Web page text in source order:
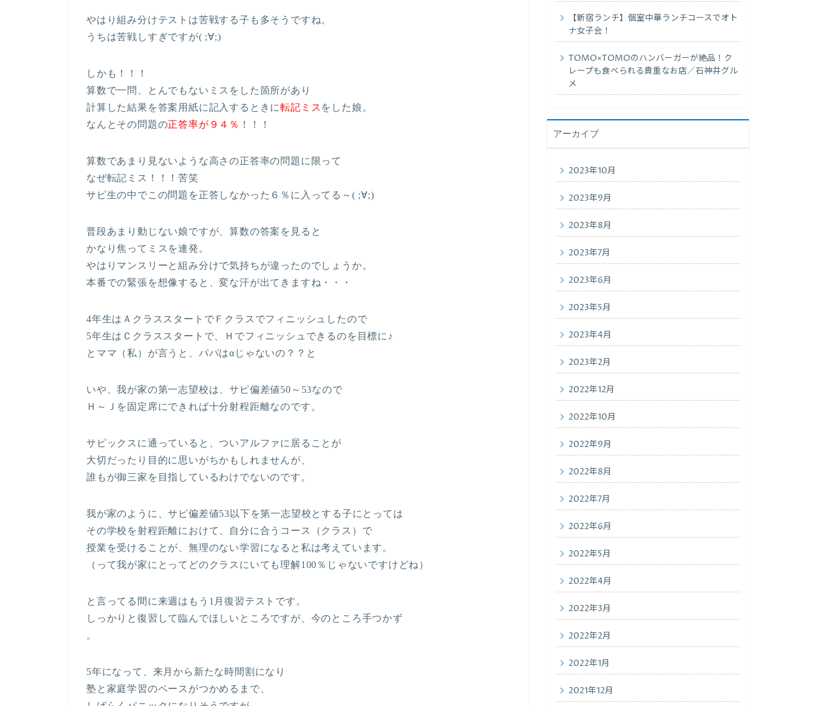
やはり組み分けテストは苦戦する子も多そうですね。
うちは苦戦しすぎですが( ;∀;)
しかも！！！
算数で一問、とんでもないミスをした箇所があり
計算した結果を答案用紙に記入するときに転記ミス をした娘。
なんとその問題の正答率が９４％ ！！！
算数であまり見ないような高さの正答率の問題に限って
なぜ転記ミス！！！苦笑
サピ生の中でこの問題を正答しなかった６％に入ってる～( ;∀;)
普段あまり動じない娘ですが、算数の答案を見ると
かなり焦ってミスを連発。
やはりマンスリーと組み分けで気持ちが違ったのでしょうか。
本番での緊張を想像すると、変な汗が出てきますね・・・
4年生はＡクラススタートでＦクラスでフィニッシュしたので
5年生はＣクラススタートで、Ｈでフィニッシュできるのを目標に♪
とママ（私）が言うと、パパはαじゃないの？？と
いや、我が家の第一志望校は、サピ偏差値50～53なので
Ｈ～Ｊを固定席にできれば十分射程距離なのです。
サピックスに通っていると、ついアルファに居ることが
大切だったり目的に思いがちかもしれませんが、
誰もが御三家を目指しているわけでないのです。
我が家のように、サピ偏差値53以下を第一志望校とする子にとっては
その学校を射程距離におけて、自分に合うコース（クラス）で
授業を受けることが、無理のない学習になると私は考えています。
（って我が家にとってどのクラスにいても理解100％じゃないですけどね）
と言ってる間に来週はもう1月復習テストです。
しっかりと復習して臨んでほしいところですが、今のところ手つかず
。
5年になって、来月から新たな時間割になり
塾と家庭学習のペースがつかめるまで、
【新宿ランチ】個室中華ランチコースでオト
ナ女子会！
TOMO×TOMOのハンバーガーが絶品！ク
レープも食べられる貴重なお店／石神井グル
メ
アーカイブ
2023年10月
2023年9月
2023年8月
2023年7月
2023年6月
2023年5月
2023年4月
2023年2月
2022年12月
2022年10月
2022年9月
2022年8月
2022年7月
2022年6月
2022年5月
2022年4月
2022年3月
2022年2月
2022年1月
2021年12月